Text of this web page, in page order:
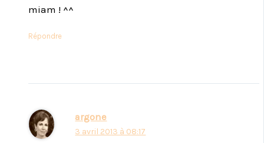
miam ! ^^
Répondre
argone
3 avril 2013 à 08:17